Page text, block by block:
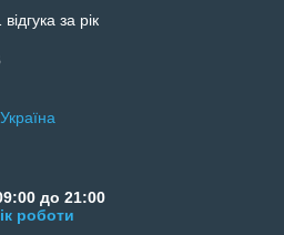
за рік
до 21:00
роботи